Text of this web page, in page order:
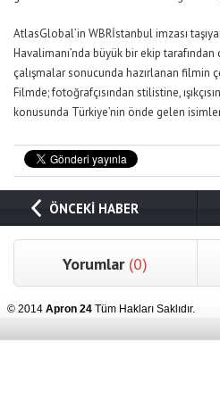
AtlasGlobal’in WBRİstanbul imzası
Havalimanı’nda büyük bir ekip tarafından
çalışmalar sonucunda hazırlanan filmin
Filmde; fotoğrafçısından stilistine,
konusunda Türkiye’nin önde gelen
ÖNCEKİ HABER
Yorumlar (0)
© 2014 Apron 24 Tüm Hakları Saklıdır.